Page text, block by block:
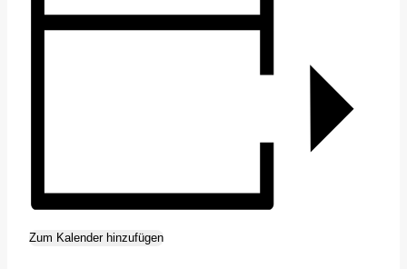
Zum Kalender hinzufügen